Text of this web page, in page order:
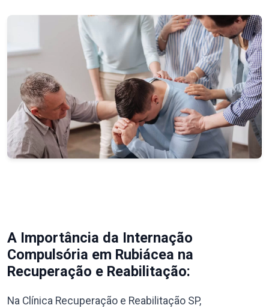
A Importância da Internação
Compulsória em Rubiácea na
Recuperação e Reabilitação:
Na Clínica Recuperação e Reabilitação SP,